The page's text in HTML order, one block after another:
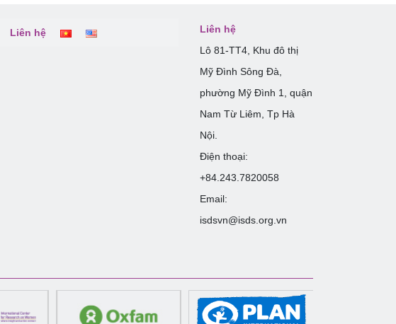
Liên hệ
Liên hệ
Lô 81-TT4, Khu đô thị
Mỹ Đình Sông Đà,
phường Mỹ Đình 1, quận
Nam Từ Liêm, Tp Hà
Nội.
Điện thoại:
+84.243.7820058
Email:
isdsvn@isds.org.vn